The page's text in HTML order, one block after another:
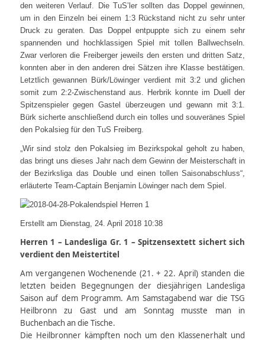
den weiteren Verlauf. Die TuS’ler sollten das Doppel gewinnen,
um in den Einzeln bei einem 1:3 Rückstand nicht zu sehr unter
Druck zu geraten. Das Doppel entpuppte sich zu einem sehr
spannenden und hochklassigen Spiel mit tollen Ballwechseln.
Zwar verloren die Freiberger jeweils den ersten und dritten Satz,
konnten aber in den anderen drei Sätzen ihre Klasse bestätigen.
Letztlich gewannen Bürk/Löwinger verdient mit 3:2 und glichen
somit zum 2:2-Zwischenstand aus. Herbrik konnte im Duell der
Spitzenspieler gegen Gastel überzeugen und gewann mit 3:1.
Bürk sicherte anschließend durch ein tolles und souveränes Spiel
den Pokalsieg für den TuS Freiberg.
„Wir sind stolz den Pokalsieg im Bezirkspokal geholt zu haben,
das bringt uns dieses Jahr nach dem Gewinn der Meisterschaft in
der Bezirksliga das Double und einen tollen Saisonabschluss“,
erläuterte Team-Captain Benjamin Löwinger nach dem Spiel.
Erstellt am Dienstag, 24. April 2018 10:38
Herren 1 – Landesliga Gr. 1 –Spitzensextett sichert sich
verdient den Meistertitel
Am vergangenen Wochenende (21. + 22. April) standen die
letzten beiden Begegnungen der diesjährigen Landesliga
Saison auf dem Programm. Am Samstagabend war die TSG
Heilbronn zu Gast und am Sonntag musste man in
Buchenbach an die Tische.
Die Heilbronner kämpften noch um den Klassenerhalt und